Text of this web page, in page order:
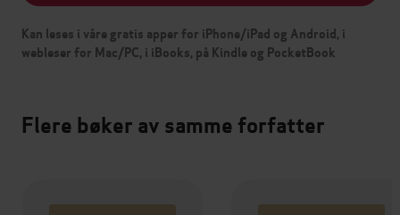
Kan leses i våre gratis apper for iPhone/iPad og Android, i
webleser for Mac/PC, i iBooks, på Kindle og PocketBook
Flere bøker av samme forfatter